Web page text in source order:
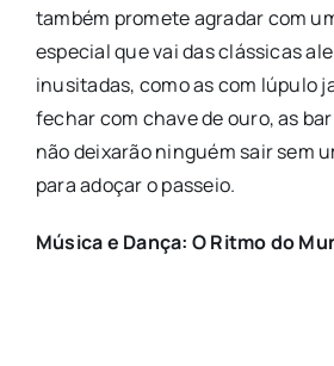
também promete agradar com
especial que vai das clássicas
inusitadas, como as com lúpulo
fechar com chave de ouro, as
não deixarão ninguém sair sem
para adoçar o passeio.
Música e Dança: O Ritmo do